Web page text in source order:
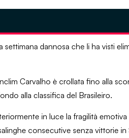
dannosa che li ha visti
Carvalho è crollata fino alla
alla classifica del Brasileiro.
in luce la fragilità
consecutive senza vittorie